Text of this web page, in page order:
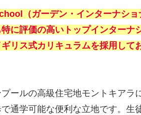
（ガーデン・インターナショ
に評価の高いトップインターナ
リス式カリキュラムを採用して
ールの高級住宅地モントキアラ
通学可能な便利な立地です。生